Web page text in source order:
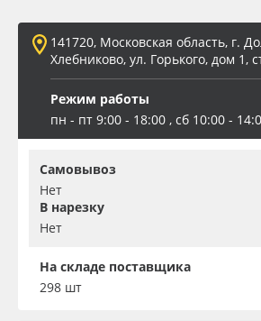
ПЭТ бэклит
Вспененный ПВХ
Заготовки для сувениров
141720, Московская область, г.
Хлебниково, ул. Горького, дом 1,
Режим работы
пн - пт 9:00 - 18:00 , сб 10:00 -
Самовывоз
Нет
В нарезку
Нет
На складе поставщика
298 шт